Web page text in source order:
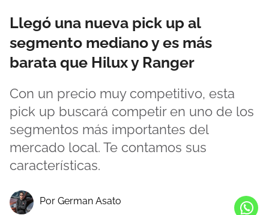
Llegó una nueva pick up al
segmento mediano y es más
barata que Hilux y Ranger
Con un precio muy competitivo, esta
pick up buscará competir en uno de los
segmentos más importantes del
mercado local. Te contamos sus
características.
Por German Asato